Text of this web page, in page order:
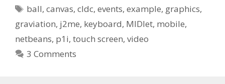
Tags
ball,canvas,cldc,events,example, graphics,
graviation, j2me, keyboard, MIDlet, mobile,
netbeans, p1i, touch screen, video
3 Comments